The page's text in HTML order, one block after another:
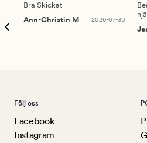
Bra Skickat
Ann-Christin M
2026-07-30
Följ oss
Facebook
Instagram